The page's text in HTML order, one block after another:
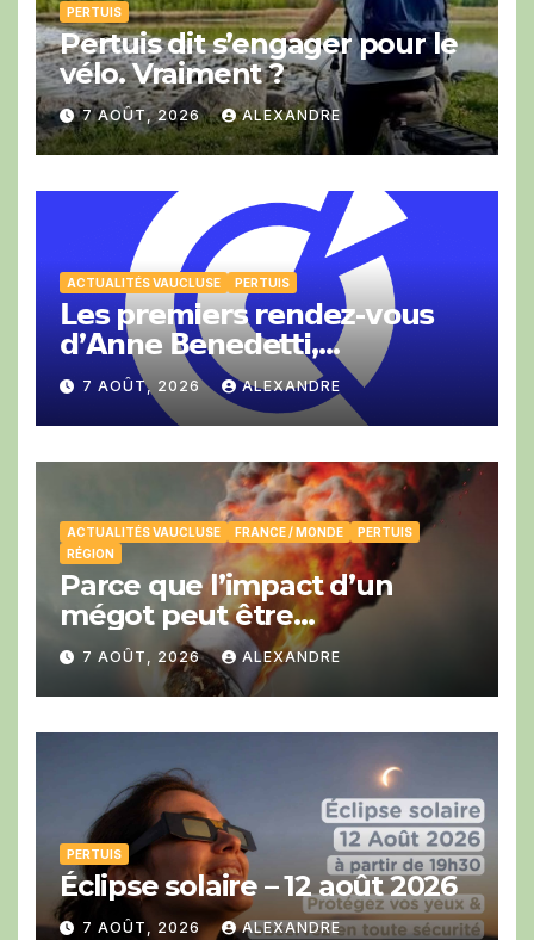
PERTUIS
Pertuis dit s’engager pour le
vélo. Vraiment ?
7 AOÛT, 2026 ALEXANDRE
ACTUALITÉS VAUCLUSE PERTUIS
𝗟𝗲𝘀 𝗽𝗿𝗲𝗺𝗶𝗲𝗿𝘀 𝗿𝗲𝗻𝗱𝗲𝘇-𝘃𝗼𝘂𝘀
𝗱’𝗔𝗻𝗻𝗲 𝗕𝗲𝗻𝗲𝗱𝗲𝘁𝘁𝗶,
𝗣𝗿𝗲́𝘀𝗶𝗱𝗲𝗻𝘁𝗲 𝗱𝗲 𝗹𝗮 𝗖𝗖𝗜 𝗱𝗲
𝗩𝗮𝘂𝗰𝗹𝘂𝘀𝗲.
7 AOÛT, 2026 ALEXANDRE
ACTUALITÉS VAUCLUSE FRANCE / MONDE
PERTUIS
RÉGION
Parce que l’impact d’un
mégot peut être
catastrophique cet été.
7 AOÛT, 2026 ALEXANDRE
PERTUIS
Éclipse solaire – 12 août 2026
7 AOÛT, 2026 ALEXANDRE